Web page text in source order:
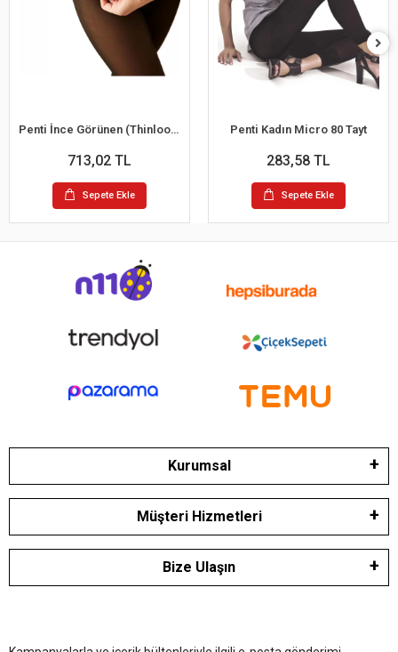
Penti İnce Görünen (Thinlooking) Termal Tayt
713,02 TL
Sepete Ekle
Penti Kadın Micro 80 Tayt
283,58 TL
Sepete Ekle
Kurumsal
Müşteri Hizmetleri
Bize Ulaşın